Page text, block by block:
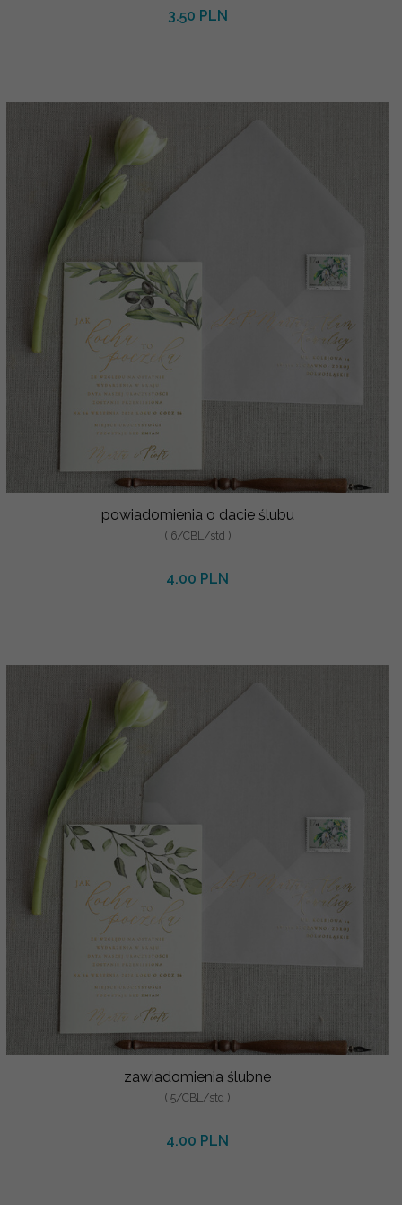
3.50 PLN
powiadomienia o dacie ślubu
( 6/CBL/std )
4.00 PLN
zawiadomienia ślubne
( 5/CBL/std )
4.00 PLN